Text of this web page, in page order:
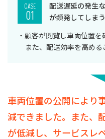
CASE
01
配送遅延の発生
が頻発してしまう
・顧客が閲覧し車両位置を
また、配送効率を高める
車両位置の公開により
減できました。また、
が低減し、サービスレ